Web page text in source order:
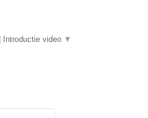
Introductie video ▼